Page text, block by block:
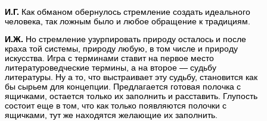
И.Г. Как обманом обернулось стремление создать идеального
человека, так ложным было и любое обращение к традициям.
И.Ж. Но стремление узурпировать природу осталось и после
краха той системы, природу любую, в том числе и природу
искусства. Игра с терминами ставит на первое место
литературоведческие термины, а на второе — судьбу
литературы. Ну а то, что выстраивает эту судьбу, становится как
бы сырьем для концепции. Предлагается готовая полочка с
ящичками, остается только их заполнить и расставить. Глупость
состоит еще в том, что как только появляются полочки с
ящичками, тут же находятся желающие их заполнить.